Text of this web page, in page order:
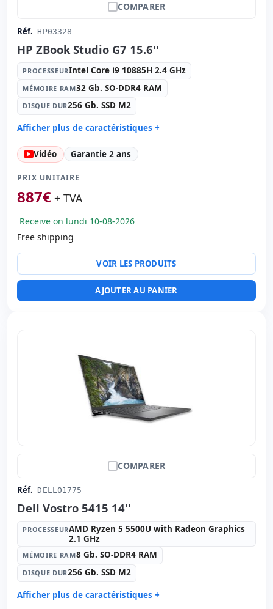
COMPARER
Réf. HP03328
HP ZBook Studio G7 15.6''
PROCESSEURIntel Core i9 10885H 2.4 GHz
MÉMOIRE RAM32 Gb. SO-DDR4 RAM
DISQUE DUR256 Gb. SSD M2
Afficher plus de caractéristiques +
Processeur: Intel Core i9 10885H 2.4 GHz.
Mémoire RAM: 32 Gb. SO-DDR4 RAM
Disque dur: 256 Gb. SSD M2
Graphique: nVidia Quadro T2000 MAx-Q 4Gb. GDDR5 /
Intel UHD Graphics
Son: Bang & Olufsen / NVIDIA High Definition Audio
Cartes: Réseau:
USB 3.0 · 2x USB-C
IPS 15.6 '' FullHD 16: 10 · Résolution 1920x1080
HDMI
hR emballage
35x24x1.8 cm.
1.85 Kg.
Vidéo Garantie 2 ans
PRIX UNITAIRE
887€ + TVA
Receive on lundi 10-08-2026
Free shipping
VOIR LES PRODUITS
AJOUTER AU PANIER
COMPARER
Réf. DELL01775
Dell Vostro 5415 14''
PROCESSEURAMD Ryzen 5 5500U with Radeon Graphics
2.1 GHz
MÉMOIRE RAM8 Gb. SO-DDR4 RAM
DISQUE DUR256 Gb. SSD M2
Afficher plus de caractéristiques +